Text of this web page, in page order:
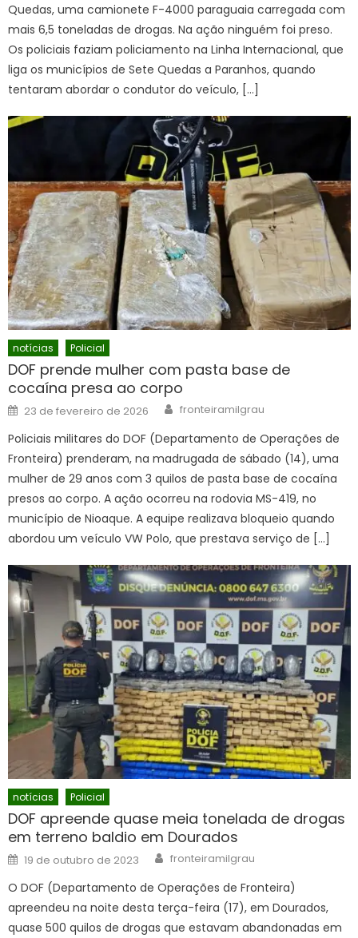
Quedas, uma camionete F-4000 paraguaia carregada com
mais 6,5 toneladas de drogas. Na ação ninguém foi preso.
Os policiais faziam policiamento na Linha Internacional, que
liga os municípios de Sete Quedas a Paranhos, quando
tentaram abordar o condutor do veículo, […]
notícias Policial
DOF prende mulher com pasta base de
cocaína presa ao corpo
Posted
on
23 de fevereiro de 2026 Author
fronteiramilgrau
Policiais militares do DOF (Departamento de Operações de
Fronteira) prenderam, na madrugada de sábado (14), uma
mulher de 29 anos com 3 quilos de pasta base de cocaína
presos ao corpo. A ação ocorreu na rodovia MS-419, no
município de Nioaque. A equipe realizava bloqueio quando
abordou um veículo VW Polo, que prestava serviço de […]
notícias Policial
DOF apreende quase meia tonelada de drogas
em terreno baldio em Dourados
Posted
on
19 de outubro de 2023 Author
fronteiramilgrau
O DOF (Departamento de Operações de Fronteira)
apreendeu na noite desta terça-feira (17), em Dourados,
quase 500 quilos de drogas que estavam abandonadas em